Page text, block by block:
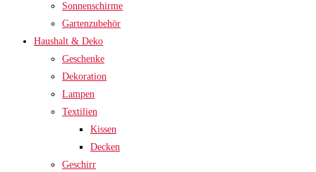
Sonnenschirme
Gartenzubehör
Haushalt & Deko
Geschenke
Dekoration
Lampen
Textilien
Kissen
Decken
Geschirr